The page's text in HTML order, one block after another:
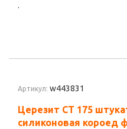
.
Артикул: w443831
Церезит CT 175
силиконовая короед